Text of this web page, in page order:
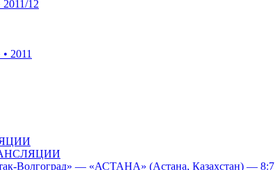
12
2011
Волгоград» — «АСТАНА» (Астана, Казахстан) — 8:7